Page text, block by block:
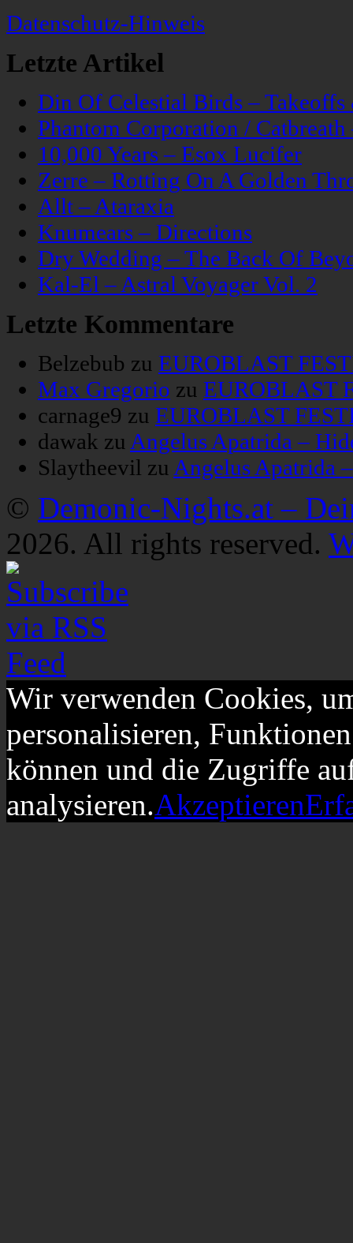
Datenschutz-Hinweis
Letzte Artikel
Din Of Celestial Birds –
Phantom Corporation /
10,000 Years – Esox Lucifer
Zerre – Rotting On A Golden
Allt – Ataraxia
Knumears – Directions
Dry Wedding – The Back Of
Kal-El – Astral Voyager Vol. 2
Letzte Kommentare
Belzebub zu EUROBLAST
Max Gregorio zu EUROBLAST
carnage9 zu EUROBLAST
dawak zu Angelus Apatrida –
Slaytheevil zu Angelus Apatrida
© Demonic-Nights.at –
2026. All rights reserved.
Wir verwenden Cookies,
personalisieren,
können und die Zugriffe
analysieren.Akzeptieren